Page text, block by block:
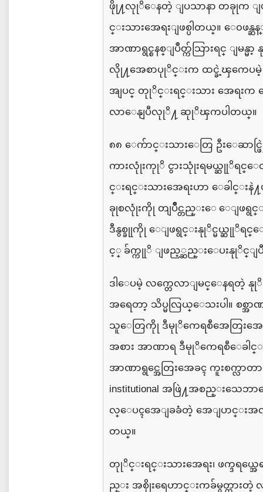
ဖိုု႔လုုိေနတဲ့ ျပသာနာ တခုုက ျ
င္းသားအေရးျဖစ္ပါတယ္။ ေ၀ဖန္ဆ
အာဏာရွင္စနစ္ျပဳတ္က်သြားရင္ ျမန္မာ့
လိုု႔အေစာပုုိင္းက ထင္ခဲ့ၾကေပမဲ့
အျပင္ တုုိင္းရင္းသား အေရးက
လာေနျပီလုုိ႔ ဆုုိၾကပါတယ္။
၈၈ ေက်ာင္းသားေတြ ဦးေဆာင္
ကားလုုံးကုုိ ငွားသုုံးရမယ္ဆုုိရင္ေ
င္းရင္းသားအေရးဟာ ေခါင္း
ခုုစလုုံးကိုု တျပိဳင္တည္းေ ေျဖ
ဒီနွစ္ခုုကိုု ေျဖရွင္းနုုိင္မယ္ဆုုိရင္
င့္ ခ်က္ကုုိ ျဖည့္ဆည္းေပးနုုိင္
ဒါေပမဲ့ လက္တေလာျမင္ေနရတဲ့ နုုိ
အရေတာ့ သိပ္မလြယ္ေသးပါ။ စစ္အာ
သူေတြကိုု ဒီမုုိကေရစီအေတြးအေ
အစား အာဏာရ ဒီမုုိကေရစီေခ
အာဏာရွင္အေတြးအေခၚ ကူးစက္လာတ
institutional အဖြဲ႔အစည္းသေဘာ
လ္ေပၚအေျခခံတဲ့ အေျပာင္း
တယ္။
တုုိင္းရင္းသားအေရး၊ ဖက္ဒရယ္
ည္း အစိုုးရေဟာင္းကခ်မွတ္ထား